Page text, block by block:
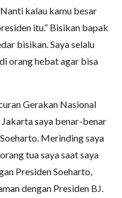
kalau kamu besar
itu.” Bisikan bapak
bisikan. Saya selalu
orang hebat agar bisa
Gerakan Nasional
saya benar-benar
Merinding saya
tua saya saat saya
Presiden Soeharto,
dengan Presiden BJ.